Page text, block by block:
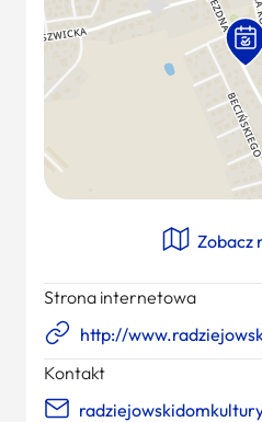
Zobacz
Strona internetowa
http://
Kontakt